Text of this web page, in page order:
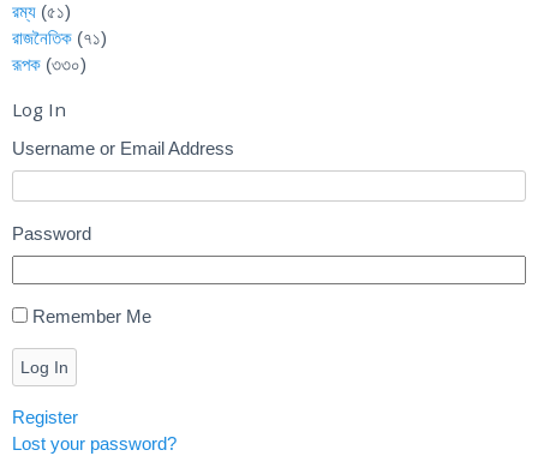
রম্য (৫১)
রাজনৈতিক (৭১)
রূপক (৩৩০)
Log In
Username or Email Address
Password
Remember Me
Log In
Register
Lost your password?